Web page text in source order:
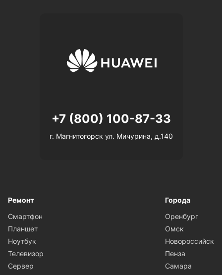
+7 (800) 100-87-33
г. Магнитогорск ул. Мичурина, д.140
Ремонт
Смартфон
Планшет
Ноутбук
Телевизор
Сервер
Города
Оренбург
Омск
Новороссийск
Пенза
Самара